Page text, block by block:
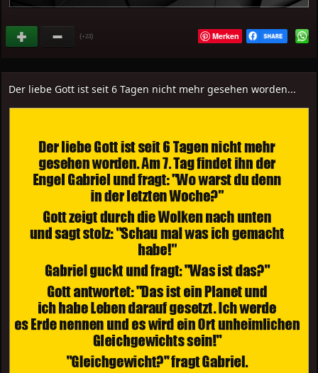
(+23) Merken
Der liebe Gott ist seit 6 Tagen nicht mehr gesehen worden...